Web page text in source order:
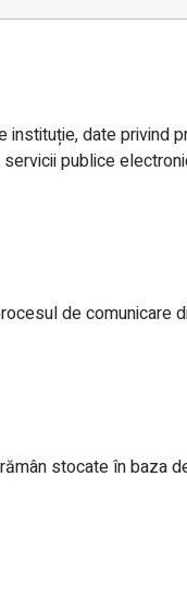
instituție, date privind
publice
de comunicare
stocate în baza